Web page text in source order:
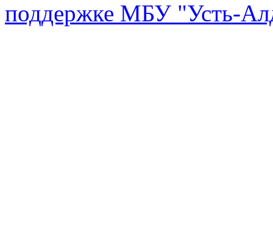
поддержке МБУ "Усть-